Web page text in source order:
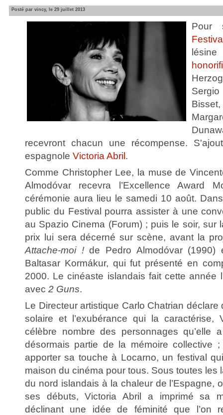
Posté par vincy, le 29 juillet 2013
Pour
recevront chacun une récompense.
espagnole Victoria Abril.
Comme Christopher Lee, la muse de
Almodóvar recevra l’Excellence Award
cérémonie aura lieu le samedi 10 août.
public du Festival pourra assister à une
au Spazio Cinema (Forum) ; puis le soir, sur
prix lui sera décerné sur scène, avant la
Attache-moi !de Pedro Almodóvar
Baltasar Kormákur, qui fut présenté en
2000. Le cinéaste islandais fait cette année
avec 2 Guns.
Le Directeur artistique Carlo Chatrian
solaire et l’exubérance qui la caractérise,
célèbre nombre des personnages qu’elle
désormais partie de la mémoire collective ;
apporter sa touche à Locarno, un festival
maison du cinéma pour tous. Sous toutes les
du nord islandais à la chaleur de l’Espagne,
ses débuts, Victoria Abril a imprimé sa
déclinant une idée de féminité que l’on